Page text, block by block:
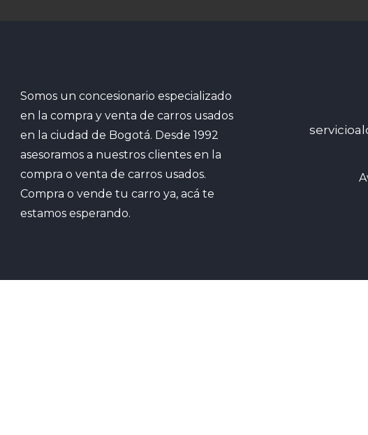
Somos un concesionario especializado
en la compra y venta de carros usados
en la ciudad de Bogotá. Desde 1992
asesoramos a nuestros clientes en la
compra o venta de carros usados.
Compra o vende tu carro ya, acá te
estamos esperando.